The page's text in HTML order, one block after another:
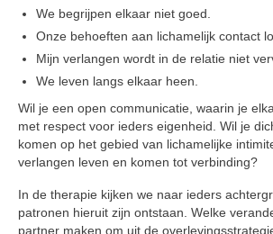
Weer vrij in mijn lijf!
Aanmeldformulier ‘Weer vrij in
Vrouwencirkel
Contact
Over de praktijk
Tarieven
Ervaringen met Praktijk
Nieuwsbrief
We begrijpen elkaar niet goed.
Onze behoeften aan lichamelijk contact
Mijn verlangen wordt in de relatie niet
We leven langs elkaar heen.
Wil je een open communicatie, waarin je
met respect voor ieders eigenheid. Wil je
komen op het gebied van lichamelijke
verlangen leven en komen tot verbinding?
In de therapie kijken we naar ieders
patronen hieruit zijn ontstaan. Welke
partner maken om uit de